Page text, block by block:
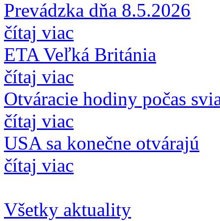
Prevádzka dňa 8.5.2026
čítaj viac
ETA Veľká Británia
čítaj viac
Otváracie hodiny počas
čítaj viac
USA sa konečne otvárajú
čítaj viac
Všetky aktuality